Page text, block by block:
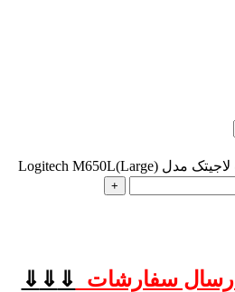
موس بلوتوثی دست چپ لاجیتک مدل Logitech M650L(Large)
ارسال سفارشات ⇓
⇓
⇓